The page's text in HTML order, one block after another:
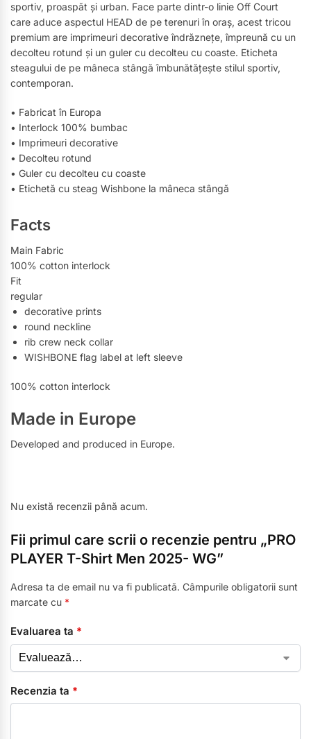
sportiv, proaspăt și urban. Face parte dintr-o linie Off Court
care aduce aspectul HEAD de pe terenuri în oraș, acest tricou
premium are imprimeuri decorative îndrăznețe, împreună cu un
decolteu rotund și un guler cu decolteu cu coaste. Eticheta
steagului de pe mâneca stângă îmbunătățește stilul sportiv,
contemporan.
• Fabricat în Europa
• Interlock 100% bumbac
• Imprimeuri decorative
• Decolteu rotund
• Guler cu decolteu cu coaste
• Etichetă cu steag Wishbone la mâneca stângă
Facts
Main Fabric
100% cotton interlock
Fit
regular
decorative prints
round neckline
rib crew neck collar
WISHBONE flag label at left sleeve
100% cotton interlock
Made in Europe
Developed and produced in Europe.
Nu există recenzii până acum.
Fii primul care scrii o recenzie pentru „PRO
PLAYER T-Shirt Men 2025- WG”
Adresa ta de email nu va fi publicată. Câmpurile obligatorii sunt
marcate cu *
Evaluarea ta *
Recenzia ta *